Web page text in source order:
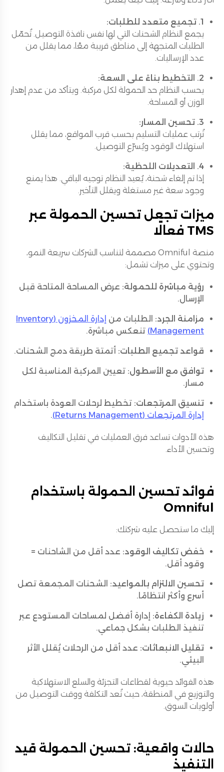
1. تجميع متعدد للطلبات:
يجمع النظام الشحنات التي لها نفس نافذة التوصيل. تُحمّل
الطلبات المتجهة إلى مناطق قريبة معًا، مما يقلل من
عدد الإرساليات.
2. التخطيط بناءً على السعة:
يحسب النظام حد الحمولة لكل مركبة. ويتأكد من عدم إهدار
الوزن أو المساحة.
3. تحسين المسار:
تُرتب عمليات التسليم بحسب قرب المواقع، مما يقلل
استهلاك الوقود ويُسرّع التوصيل.
4. التعديلات اللحظية:
إذا تم إلغاء شحنة، يُعيد النظام توجيه الباقي. هذا يمنع
وجود سعة غير مستغلة ويقلل التأخير.
ميزات تجعل تحسين الحمولة عبر
TMS فعالًا
منصة Omniful مصممة لتناسب الشركات سريعة النمو،
وتحتوي على ميزات تشمل:
رؤية مباشرة للحمولة: عرض المساحة المتاحة قبل
الإرسال.
مزامنة الجرد: الطلبات من
إدارة المخزون (Inventory
Management) تنعكس مباشرة.
قواعد تجميع الطلبات: أتمتة طريقة دمج الشحنات.
توافق مع الأسطول: تعيين المركبة المناسبة لكل
مسار.
تنسيق المرتجعات: تخطيط لرحلات العودة باستخدام
إدارة المرتجعات (Returns Management)
.
هذه الأدوات تساعد فرق العمليات في تقليل التكاليف
وتحسين الأداء.
فوائد تحسين الحمولة باستخدام
Omniful
إليك ما ستحصل عليه شركتك:
خفض تكاليف الوقود: عدد أقل من الشاحنات =
وقود أقل.
تحسين الالتزام بالمواعيد: الشحنات المجمعة تصل
أسرع وأكثر انتظامًا.
زيادة الكفاءة: إدارة أفضل لمساحات المستودع عبر
تنفيذ الطلبات بشكل جماعي.
تقليل الانبعاثات: عدد أقل من الرحلات يُقلل الأثر
البيئي.
هذه الفوائد حيوية لقطاعات التجزئة والسلع الاستهلاكية
والتوزيع في المنطقة، حيث تُعد التكلفة ووقت التوصيل من
أولويات السوق.
حالات واقعية: تحسين الحمولة قيد
التنفيذ